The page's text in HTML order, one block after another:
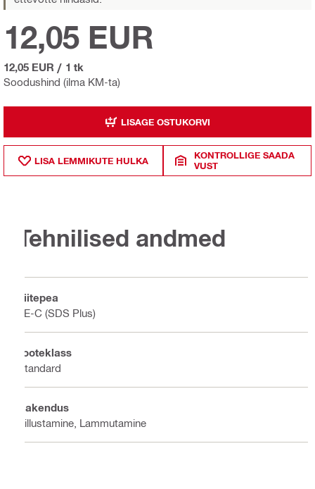
Soodushind (ilma KM-ta)
12,05 EUR
12,05 EUR / 1 tk
LISAGE OSTUKORVI
LISA LEMMIKUTE HULKA
KONTROLLIGE SAADA
VUST
Tehnilised andmed
Liitepea
TE-C (SDS Plus)
Tooteklass
Standard
Rakendus
Killustamine, Lammutamine